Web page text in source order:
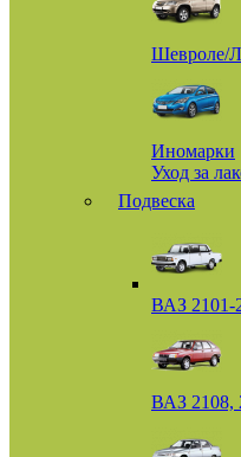
Шевроле/
Иномарки
Уход за
Подвеска
ВАЗ 2101-
ВАЗ 2108,